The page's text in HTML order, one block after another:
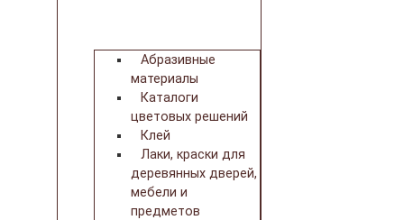
Абразивные
материалы
Каталоги
цветовых решений
Клей
Лаки, краски для
деревянных дверей,
мебели и
предметов